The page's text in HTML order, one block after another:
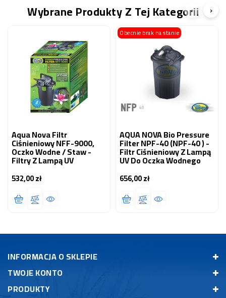
Wybrane Produkty Z Tej Kategorii
Aqua Nova Filtr
Ciśnieniowy NFF-9000,
Oczko Wodne / Staw -
Filtry Z Lampą UV
532,00 złCena
Obecnie brak na stanie
AQUA NOVA Bio Pressure
Filter NPF-40 (NPF-40 ) -
Filtr Ciśnieniowy Z Lampą
UV Do Oczka Wodnego
656,00 złCena
‹ ›
INFORMACJA O SKLEPIE
TWOJE KONTO
PRODUKTY